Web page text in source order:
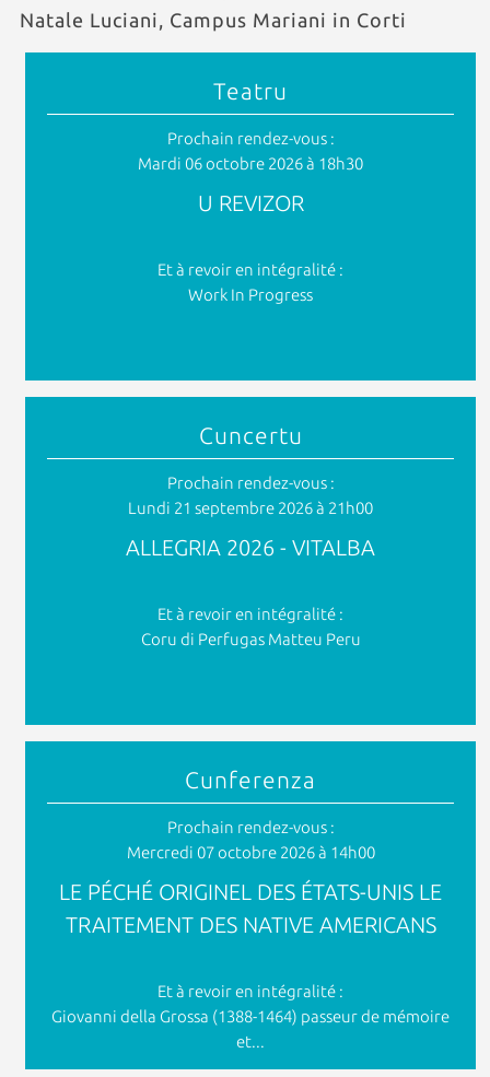
Natale Luciani, Campus Mariani in Corti
Teatru
Prochain rendez-vous :
Mardi 06 octobre 2026 à 18h30
U REVIZOR
Et à revoir en intégralité :
Work In Progress
Cuncertu
Prochain rendez-vous :
Lundi 21 septembre 2026 à 21h00
ALLEGRIA 2026 - VITALBA
Et à revoir en intégralité :
Coru di Perfugas Matteu Peru
Cunferenza
Prochain rendez-vous :
Mercredi 07 octobre 2026 à 14h00
LE PÉCHÉ ORIGINEL DES ÉTATS-UNIS LE
TRAITEMENT DES NATIVE AMERICANS
Et à revoir en intégralité :
Giovanni della Grossa (1388-1464) passeur de mémoire
et...